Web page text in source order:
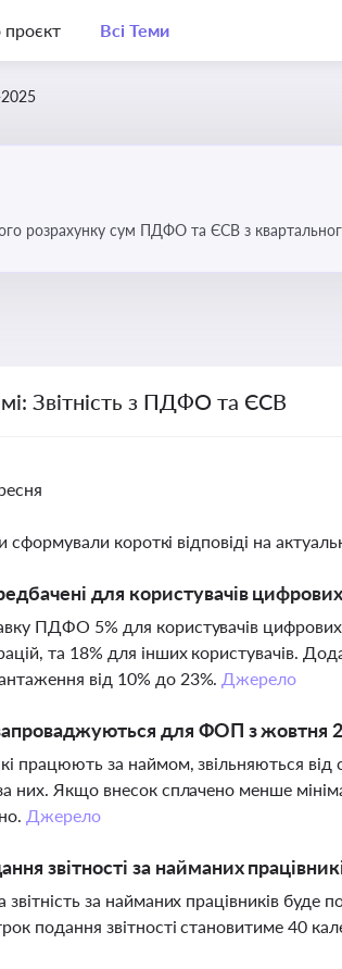
Всі Теми
розрахунку сум ПДФО та ЄСВ з
Звітність з ПДФО та ЄСВ
сформували короткі відповіді на
для користувачів
ПДФО 5% для користувачів
та 18% для інших користувачів.
від 10% до 23%. Джерело
для ФОП з жовтня
працюють за наймом, звільняються від
них. Якщо внесок сплачено менше
Джерело
звітності за найманих
звітність за найманих працівників
подання звітності становитиме 40